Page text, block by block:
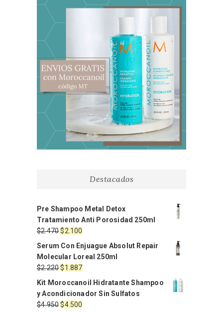
Destacados
Pre Shampoo Metal Detox
Tratamiento Anti Porosidad 250ml
$2.470El
precio
original
era:
$2.470.
$2.100
precio
actual
es:
$2.100.
Serum Con Enjuague Absolut Repair
Molecular Loreal 250ml
$2.220El
original
era:
$2.220.
$1.887El
precio
actual
es:
$1.887.
Kit Moroccanoil Hidratante Shampoo
y Acondicionador Sin Sulfatos
$4.950El
$4.500